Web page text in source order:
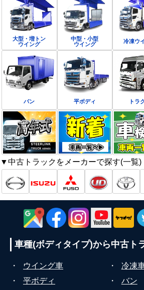
大型・増トン
ウイング
中型・小型
ウイング
冷凍ウ
バン 平ボディ トラ
▼中古トラックをメーカーで探す(一覧)
車種(ボディタイプ)から中古ト
・ ウイング車 ・
冷凍
・
平ボディ ・
バン